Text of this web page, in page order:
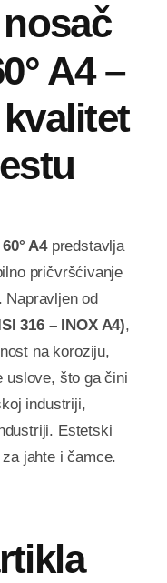
A4 –
60° A4 predstavlja
pričvršćivanje
od
316 – INOX A4),
na koroziju,
uslove, što ga čini
industriji,
Estetski
jahte i čamce.